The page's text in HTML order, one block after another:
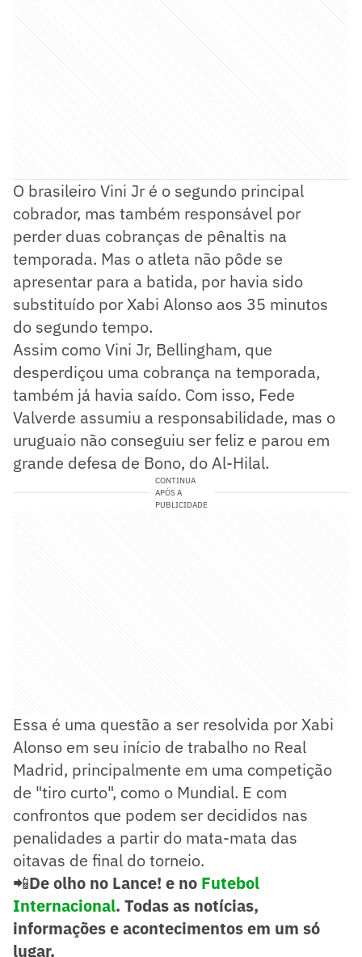
O brasileiro Vini Jr é o segundo principal
cobrador, mas também responsável por
perder duas cobranças de pênaltis na
temporada. Mas o atleta não pôde se
apresentar para a batida, por havia sido
substituído por Xabi Alonso aos 35 minutos
do segundo tempo.
Assim como Vini Jr, Bellingham, que
desperdiçou uma cobrança na temporada,
também já havia saído. Com isso, Fede
Valverde assumiu a responsabilidade, mas o
uruguaio não conseguiu ser feliz e parou em
grande defesa de Bono, do Al-Hilal.
CONTINUA
APÓS A
PUBLICIDADE
Essa é uma questão a ser resolvida por Xabi
Alonso em seu início de trabalho no Real
Madrid, principalmente em uma competição
de "tiro curto", como o Mundial. E com
confrontos que podem ser decididos nas
penalidades a partir do mata-mata das
oitavas de final do torneio.
📲De olho no Lance! e no Futebol
Internacional. Todas as notícias,
informações e acontecimentos em um só
lugar.